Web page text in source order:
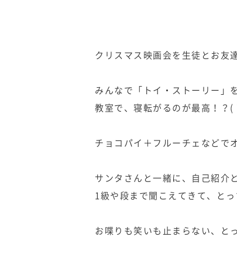
クリスマス映画会を生徒とお友
みんなで「トイ・ストーリー」
教室で、寝転がるのが最高！？(
チョコパイ＋フルーチェなどで
サンタさんと一緒に、自己紹介
1級や段まで聞こえてきて、と
お喋りも笑いも止まらない、と